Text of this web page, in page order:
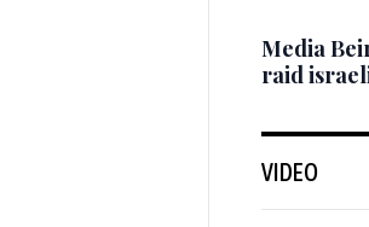
Media
raid
VIDEO